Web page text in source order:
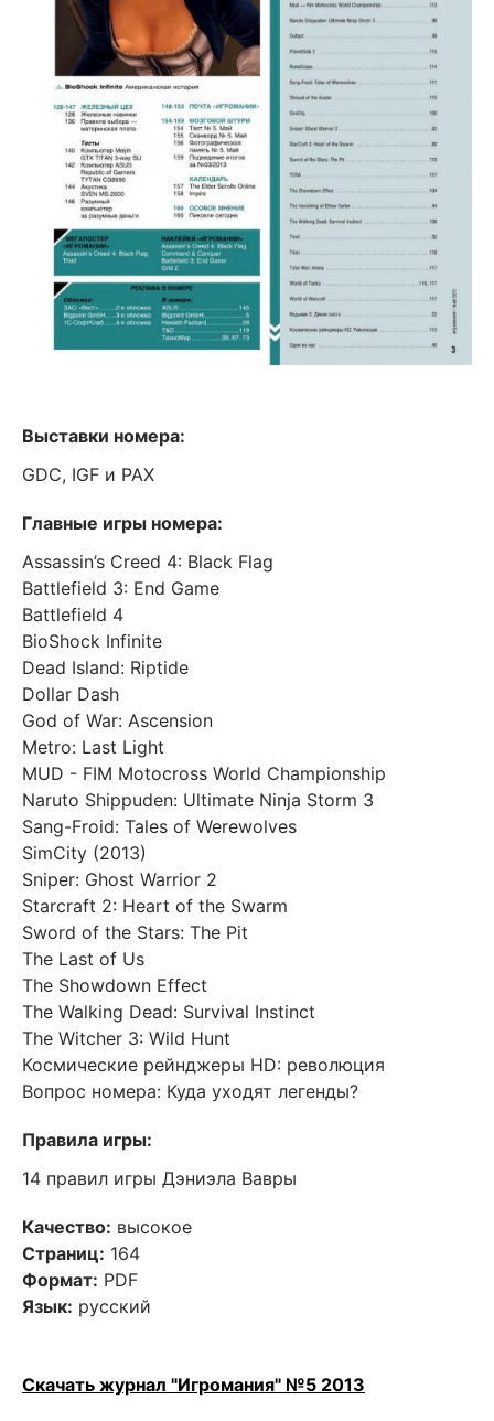
Выставки номера:
GDC, IGF и PAX
Главные игры номера:
Assassin’s Creed 4: Black Flag
Battlefield 3: End Game
Battlefield 4
BioShock Infinite
Dead Island: Riptide
Dollar Dash
God of War: Ascension
Metro: Last Light
MUD - FIM Motocross World Championship
Naruto Shippuden: Ultimate Ninja Storm 3
Sang-Froid: Tales of Werewolves
SimCity (2013)
Sniper: Ghost Warrior 2
Starcraft 2: Heart of the Swarm
Sword of the Stars: The Pit
The Last of Us
The Showdown Effect
The Walking Dead: Survival Instinct
The Witcher 3: Wild Hunt
Космические рейнджеры HD: революция
Вопрос номера: Куда уходят легенды?
Правила игры:
14 правил игры Дэниэла Вавры
Качество: высокое
Страниц: 164
Формат: PDF
Язык: русский
Скачать журнал "Игромания" №5 2013